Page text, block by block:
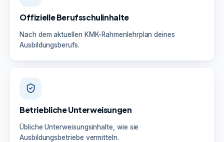
Offizielle Berufsschulinhalte
Nach dem aktuellen KMK-Rahmenlehrplan deines
Ausbildungsberufs.
Betriebliche Unterweisungen
Übliche Unterweisungsinhalte, wie sie
Ausbildungsbetriebe vermitteln.